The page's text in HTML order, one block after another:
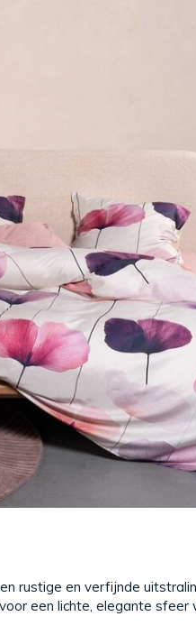
rustige en verfijnde
een lichte, elegante sfeer